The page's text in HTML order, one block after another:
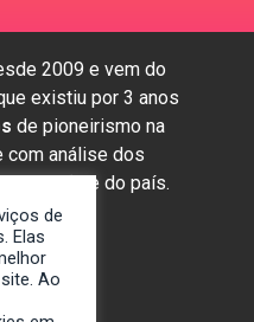
2009 e vem do
existiu por 3 anos
de pioneirismo na
com análise dos
região e do país.
de
Elas
Ao